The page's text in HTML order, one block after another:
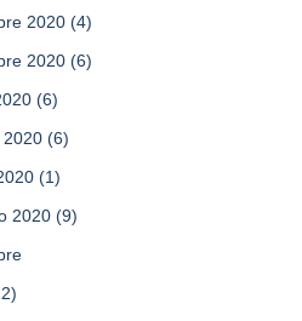
2020 (4)
2020 (6)
(6)
2020 (6)
(1)
2020 (9)